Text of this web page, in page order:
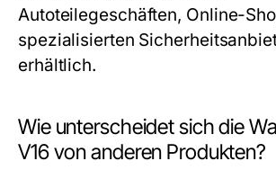
Autoteilegeschäften, Online-
spezialisierten
erhältlich.
Wie unterscheidet sich die
V16 von anderen Produkten?